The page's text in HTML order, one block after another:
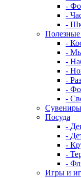
-
-
-
-
-
-
-
-
-
-
Посуда
-
-
-
-
-
Игры и